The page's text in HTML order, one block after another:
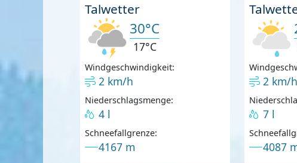
Talwetter
30°C
17°C
Windgeschwindigkeit:
2 km/h
Niederschlagsmenge:
4 l
Schneefallgrenze:
4167 m
2 km/h
7 l
4087